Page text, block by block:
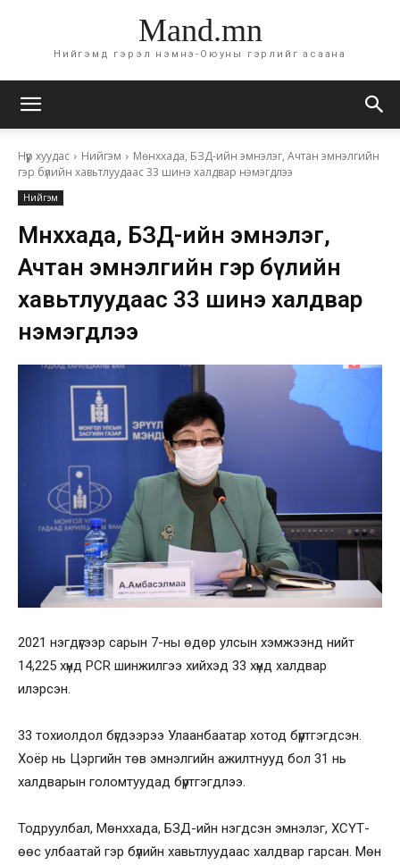
Mand.mn
Нийгэмд гэрэл нэмнэ-Оюуны гэрлийг асаана
Нүүр хуудас Нийгэм
Мөнххада, БЗД-ийн эмнэлэг, Ачтан эмнэлгийн
гэр бүлийн хавьтлуудаас 33 шинэ халдвар нэмэгдлээ
Нийгэм
Мөнххада, БЗД-ийн эмнэлэг,
Ачтан эмнэлгийн гэр бүлийн
хавьтлуудаас 33 шинэ халдвар
нэмэгдлээ
2021 нэгдүгээр сарын 7-ны өдөр улсын хэмжээнд нийт
14,225 хүнд PCR шинжилгээ хийхэд 33 хүнд халдвар
илэрсэн.
33 тохиолдол бүгдээрээ Улаанбаатар хотод бүртгэгдсэн.
Хоёр нь Цэргийн төв эмнэлгийн ажилтнууд бол 31 нь
халдварын голомтуудад бүртгэгдлээ.
Тодруулбал, Мөнххада, БЗД-ийн нэгдсэн эмнэлэг, ХСҮТ-
өөс улбаатай гэр бүлийн хавьтлуудаас халдвар гарсан. Мөн